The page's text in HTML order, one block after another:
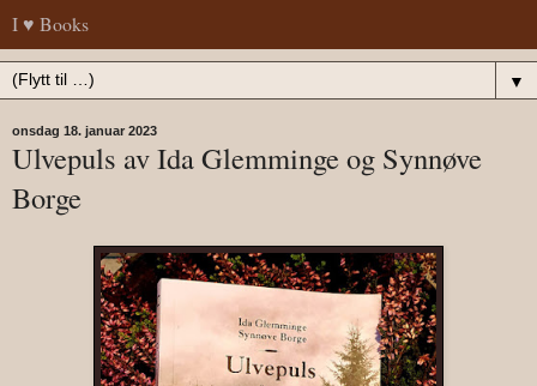
I ♥ Books
▼
onsdag 18. januar 2023
Ulvepuls av Ida Glemminge og Synnøve
Borge